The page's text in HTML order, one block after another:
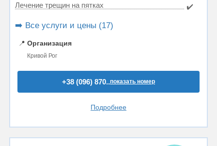
Лечение трещин на пятках ✔️
➡️ Все услуги и цены (17)
📍 Организация
Кривой Рог
+38 (096) 870..показать номер
Подробнее